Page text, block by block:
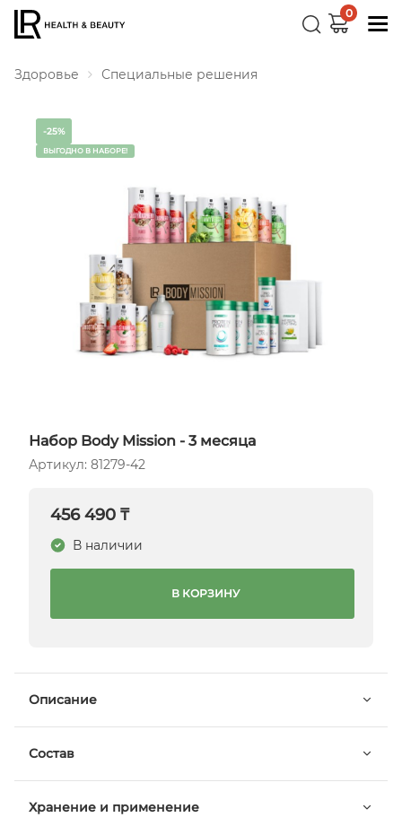
0
Здоровье Специальные решения
-25%
ВЫГОДНО В НАБОРЕ!
Набор Body Mission - 3 месяца
Артикул: 81279-42
456 490 ₸
В наличии
В КОРЗИНУ
Описание
Состав
Хранение и применение